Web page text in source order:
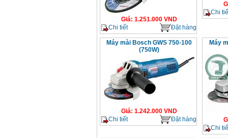
Giá: 1.251.000VND
Chi tiết
Đặt hàng
Chi
Máy mài Bosch GWS 750-100
(750W)
Giá: 1.242.000VND
Chi tiết
Đặt hàng
Máy
Chi